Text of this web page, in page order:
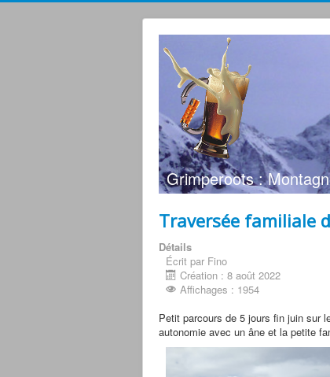
Grimperoots :
Traversée familiale
Détails
Écrit par Fino
Création : 8 août 2022
Affichages : 1954
Petit parcours de 5 jours fin juin sur
autonomie avec un âne et la petite